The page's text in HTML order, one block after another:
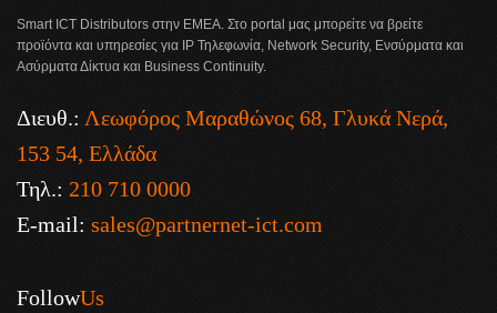
Smart ICT Distributors στην ΕΜΕΑ. Στο portal μας μπορείτε να βρείτε
προϊόντα και υπηρεσίες για IP Τηλεφωνία, Network Security, Ενσύρματα και
Ασύρματα Δίκτυα και Business Continuity.
Διευθ.: Λεωφόρος Μαραθώνος 68, Γλυκά Νερά,
153 54, Ελλάδα
Τηλ.: 210 710 0000
E-mail: sales@partnernet-ict.com
FollowUs